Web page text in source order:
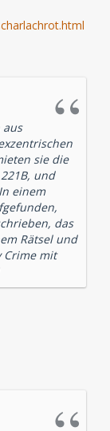
aus
sie die
und
einem
das
Rätsel und
Crime mit